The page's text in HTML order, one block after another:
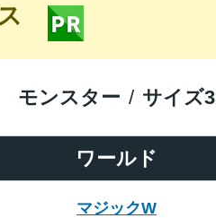
ワールド
マジックW
モンスター サイズ3